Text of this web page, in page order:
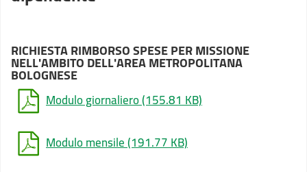
RICHIESTA RIMBORSO SPESE PER MISSIONE
NELL'AMBITO DELL'AREA METROPOLITANA
BOLOGNESE
Modulo giornaliero(155.81 KB)
Modulo mensile(191.77 KB)